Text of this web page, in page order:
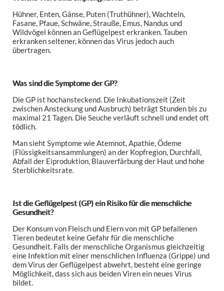
Hühner, Enten, Gänse, Puten (Truthühner), Wachteln,
Fasane, Pfaue, Schwäne, Strauße, Emus, Nandus und
Wildvögel können an Geflügelpest erkranken. Tauben
erkranken seltener, können das Virus jedoch auch
übertragen.
Was sind die Symptome der GP?
Die GP ist hochansteckend. Die Inkubationszeit (Zeit
zwischen Ansteckung und Ausbruch) beträgt Stunden bis zu
maximal 21 Tagen. Die Seuche verläuft schnell und endet oft
tödlich.
Man sieht Symptome wie Atemnot, Apathie, Ödeme
(Flüssigkeitsansammlungen) an der Kopfregion, Durchfall,
Abfall der Eiproduktion, Blauverfärbung der Haut und hohe
Sterblichkeitsrate.
Ist die Geflügelpest (GP) ein Risiko für die menschliche
Gesundheit?
Der Konsum von Fleisch und Eiern von mit GP befallenen
Tieren bedeutet keine Gefahr für die menschliche
Gesundheit. Falls der menschliche Organismus gleichzeitig
eine Infektion mit einer menschlichen Influenza (Grippe) und
dem Virus der Geflügelpest abwehrt, besteht eine geringe
Möglichkeit, dass sich aus beiden Viren ein neues Virus
bildet.